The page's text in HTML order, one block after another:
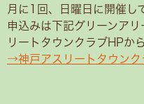
月に1回、日曜日に開催し
申込みは下記グリーンア
リートタウンクラブHPか
→神戸アスリートタウンク